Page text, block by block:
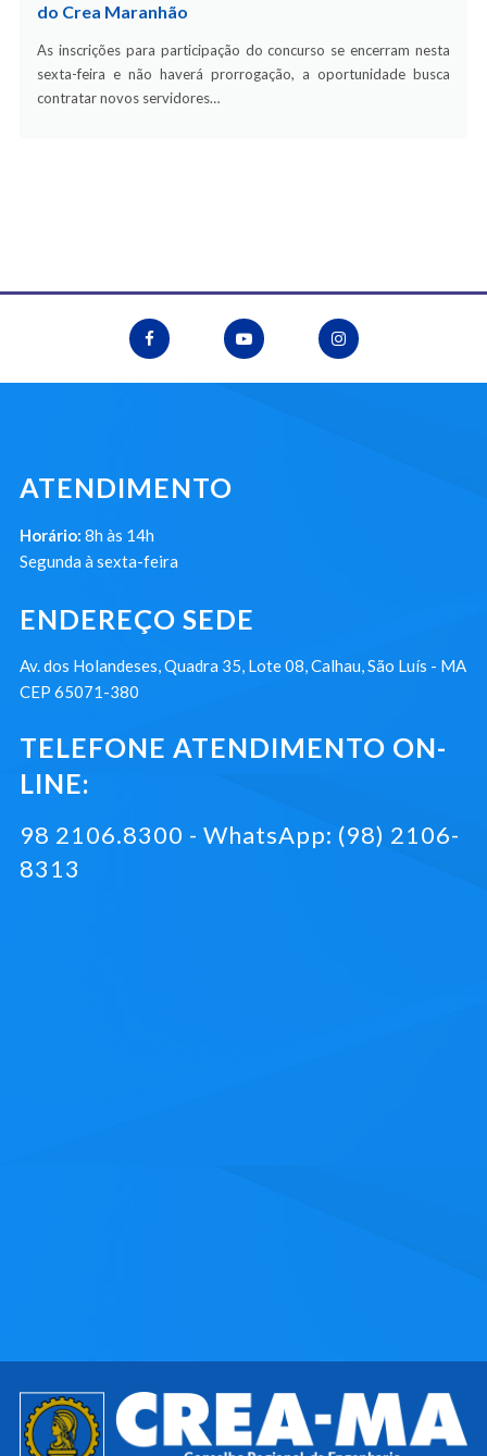
do Crea Maranhão
As inscrições para participação do concurso se encerram nesta
sexta-feira e não haverá prorrogação, a oportunidade busca
contratar novos servidores…
ATENDIMENTO
Horário: 8h às 14h
Segunda à sexta-feira
ENDEREÇO SEDE
Av. dos Holandeses, Quadra 35, Lote 08, Calhau, São Luís - MA
CEP 65071-380
TELEFONE ATENDIMENTO ON-
LINE:
98 2106.8300 - WhatsApp: (98) 2106-
8313